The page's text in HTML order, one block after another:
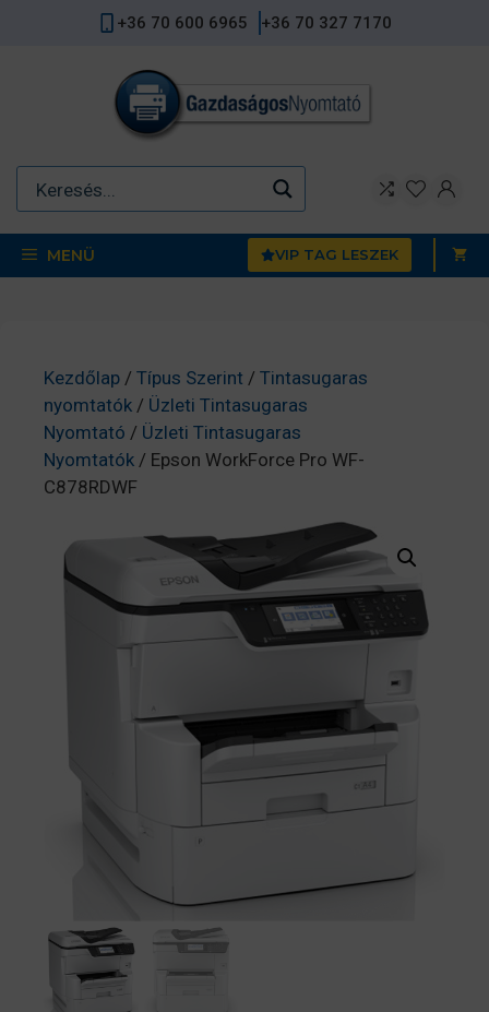
+36 70 600 6965 +36 70 327 7170
MENÜ VIP TAG LESZEK
Kezdőlap / Típus Szerint / Tintasugaras
nyomtatók / Üzleti Tintasugaras
Nyomtató / Üzleti Tintasugaras
Nyomtatók / Epson WorkForce Pro WF-
C878RDWF